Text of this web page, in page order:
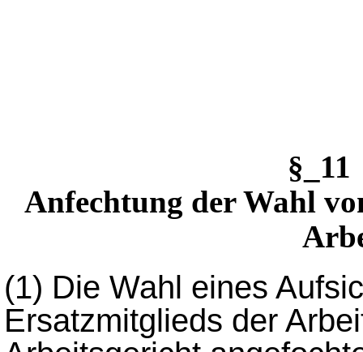
Anfechtung der Wahl
(1) Die Wahl eines
Ersatzmitglieds der